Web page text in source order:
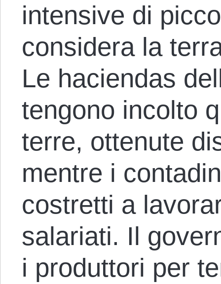
intensive di
considera la
Le haciendas
tengono incolto
terre, ottenute
mentre i
costretti a
salariati. Il
i produttori per